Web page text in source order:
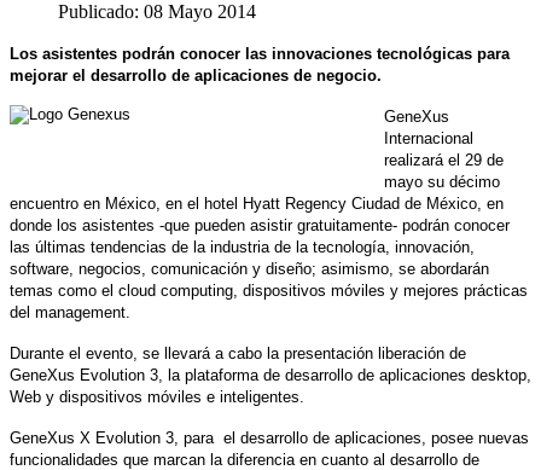
Publicado: 08 Mayo 2014
Los asistentes podrán conocer las innovaciones tecnológicas para
mejorar el desarrollo de aplicaciones de negocio.
GeneXus
Internacional
realizará el 29 de
mayo su décimo
encuentro en México, en el hotel Hyatt Regency Ciudad de México, en
donde los asistentes -que pueden asistir gratuitamente- podrán conocer
las últimas tendencias de la industria de la tecnología, innovación,
software, negocios, comunicación y diseño; asimismo, se abordarán
temas como el cloud computing, dispositivos móviles y mejores prácticas
del management.
Durante el evento, se llevará a cabo la presentación liberación de
GeneXus Evolution 3, la plataforma de desarrollo de aplicaciones desktop,
Web y dispositivos móviles e inteligentes.
GeneXus X Evolution 3, para el desarrollo de aplicaciones, posee nuevas
funcionalidades que marcan la diferencia en cuanto al desarrollo de